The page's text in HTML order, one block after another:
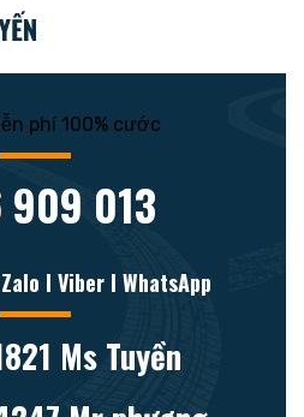
phí 100% cước
909 013
l Viber l WhatsApp
Ms Tuyền